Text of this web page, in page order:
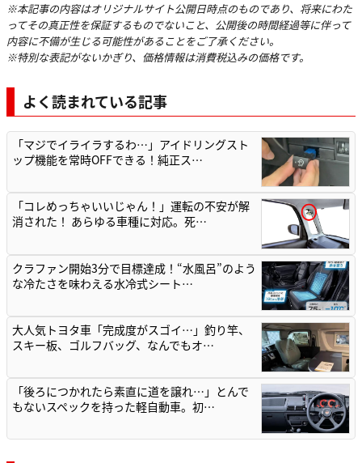
※本記事の内容はオリジナルサイト公開日時点のものであり、将来にわた
ってその真正性を保証するものでないこと、公開後の時間経過等に伴って
内容に不備が生じる可能性があることをご了承ください。
※特別な表記がないかぎり、価格情報は消費税込みの価格です。
よく読まれている記事
「マジでイライラするわ…」アイドリングスト
ップ機能を常時OFFできる！純正ス…
「コレめっちゃいいじゃん！」運転の不安が解
消された！ あらゆる車種に対応。死…
クラファン開始3分で目標達成！“水風呂”のよう
な冷たさを味わえる水冷式シート…
大人気トヨタ車「完成度がスゴイ…」釣り竿、
スキー板、ゴルフバッグ、なんでもオ…
「後ろにつかれたら素直に道を譲れ…」とんで
もないスペックを持った軽自動車。初…